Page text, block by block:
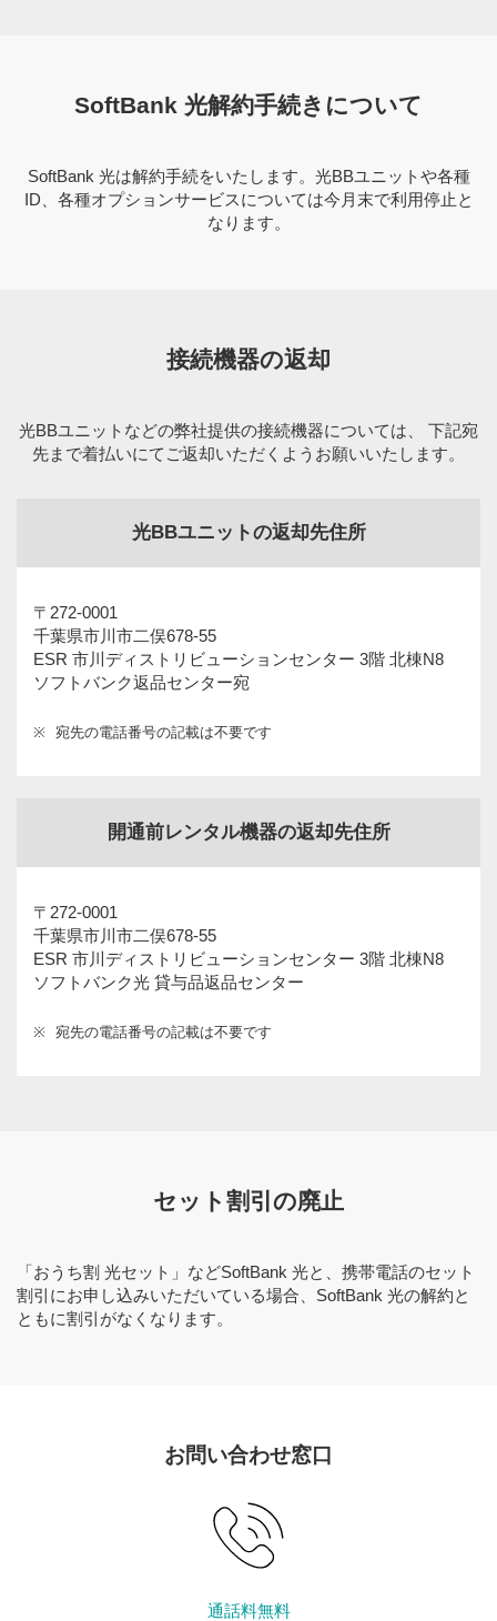
SoftBank 光解約手続きについて
SoftBank 光は解約手続をいたします。光BBユニットや各種
ID、各種オプションサービスについては今月末で利用停止と
なります。
接続機器の返却
光BBユニットなどの弊社提供の接続機器については、 下記宛
先まで着払いにてご返却いただくようお願いいたします。
光BBユニットの返却先住所
〒272-0001
千葉県市川市二俣678-55
ESR 市川ディストリビューションセンター 3階 北棟N8
ソフトバンク返品センター宛
※ 宛先の電話番号の記載は不要です
開通前レンタル機器の返却先住所
〒272-0001
千葉県市川市二俣678-55
ESR 市川ディストリビューションセンター 3階 北棟N8
ソフトバンク光 貸与品返品センター
※ 宛先の電話番号の記載は不要です
セット割引の廃止
「おうち割 光セット」などSoftBank 光と、携帯電話のセット
割引にお申し込みいただいている場合、SoftBank 光の解約と
ともに割引がなくなります。
お問い合わせ窓口
通話料無料